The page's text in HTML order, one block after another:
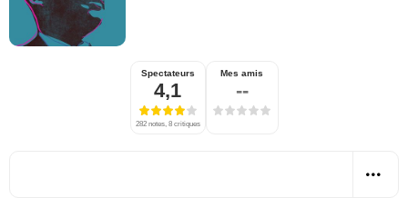
Spectateurs
4,1
282 notes, 8 critiques
Mes amis
--